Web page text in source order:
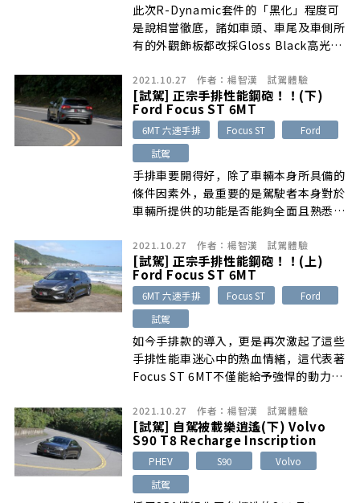
此次R-Dynamic套件的「黑化」程度可
是說相當徹底，諸如車頭、車尾及車側所
有的外觀飾板都改採Gloss Black高光澤
都換成黑色，為外型帶來一絲神秘與個性
氣息。
2021.10.27 作者： 楊智漢 試駕體驗
[試駕] 正宗手排性能鋼砲！！(下)
Ford Focus ST 6MT
6MT 六速手排 Focus ST
Ford
試駕
手排車要開得好，除了車輛本身所具備的
條件因素外，最重要的是駕駛者本身對於
車輛所提供的功能是否能夠全面且熟悉的
排功能於山路彎道上淋漓盡致地運用。
2021.10.27 作者： 楊智漢 試駕體驗
[試駕] 正宗手排性能鋼砲！！(上)
Ford Focus ST 6MT
6MT 六速手排 Focus ST
Ford
試駕
如今手排款的導入，更是再次激起了這些
手排性能車迷心中的熱血情緒，這代表著
Focus ST 6MT不僅能給予強悍的動力威
最純粹的機械操控樂趣。
2021.10.27 作者： 楊智漢 試駕體驗
[試駕] 自駕被載樂逍遙(下) Volvo
S90 T8 Recharge Inscription
PHEV S90
Volvo
試駕